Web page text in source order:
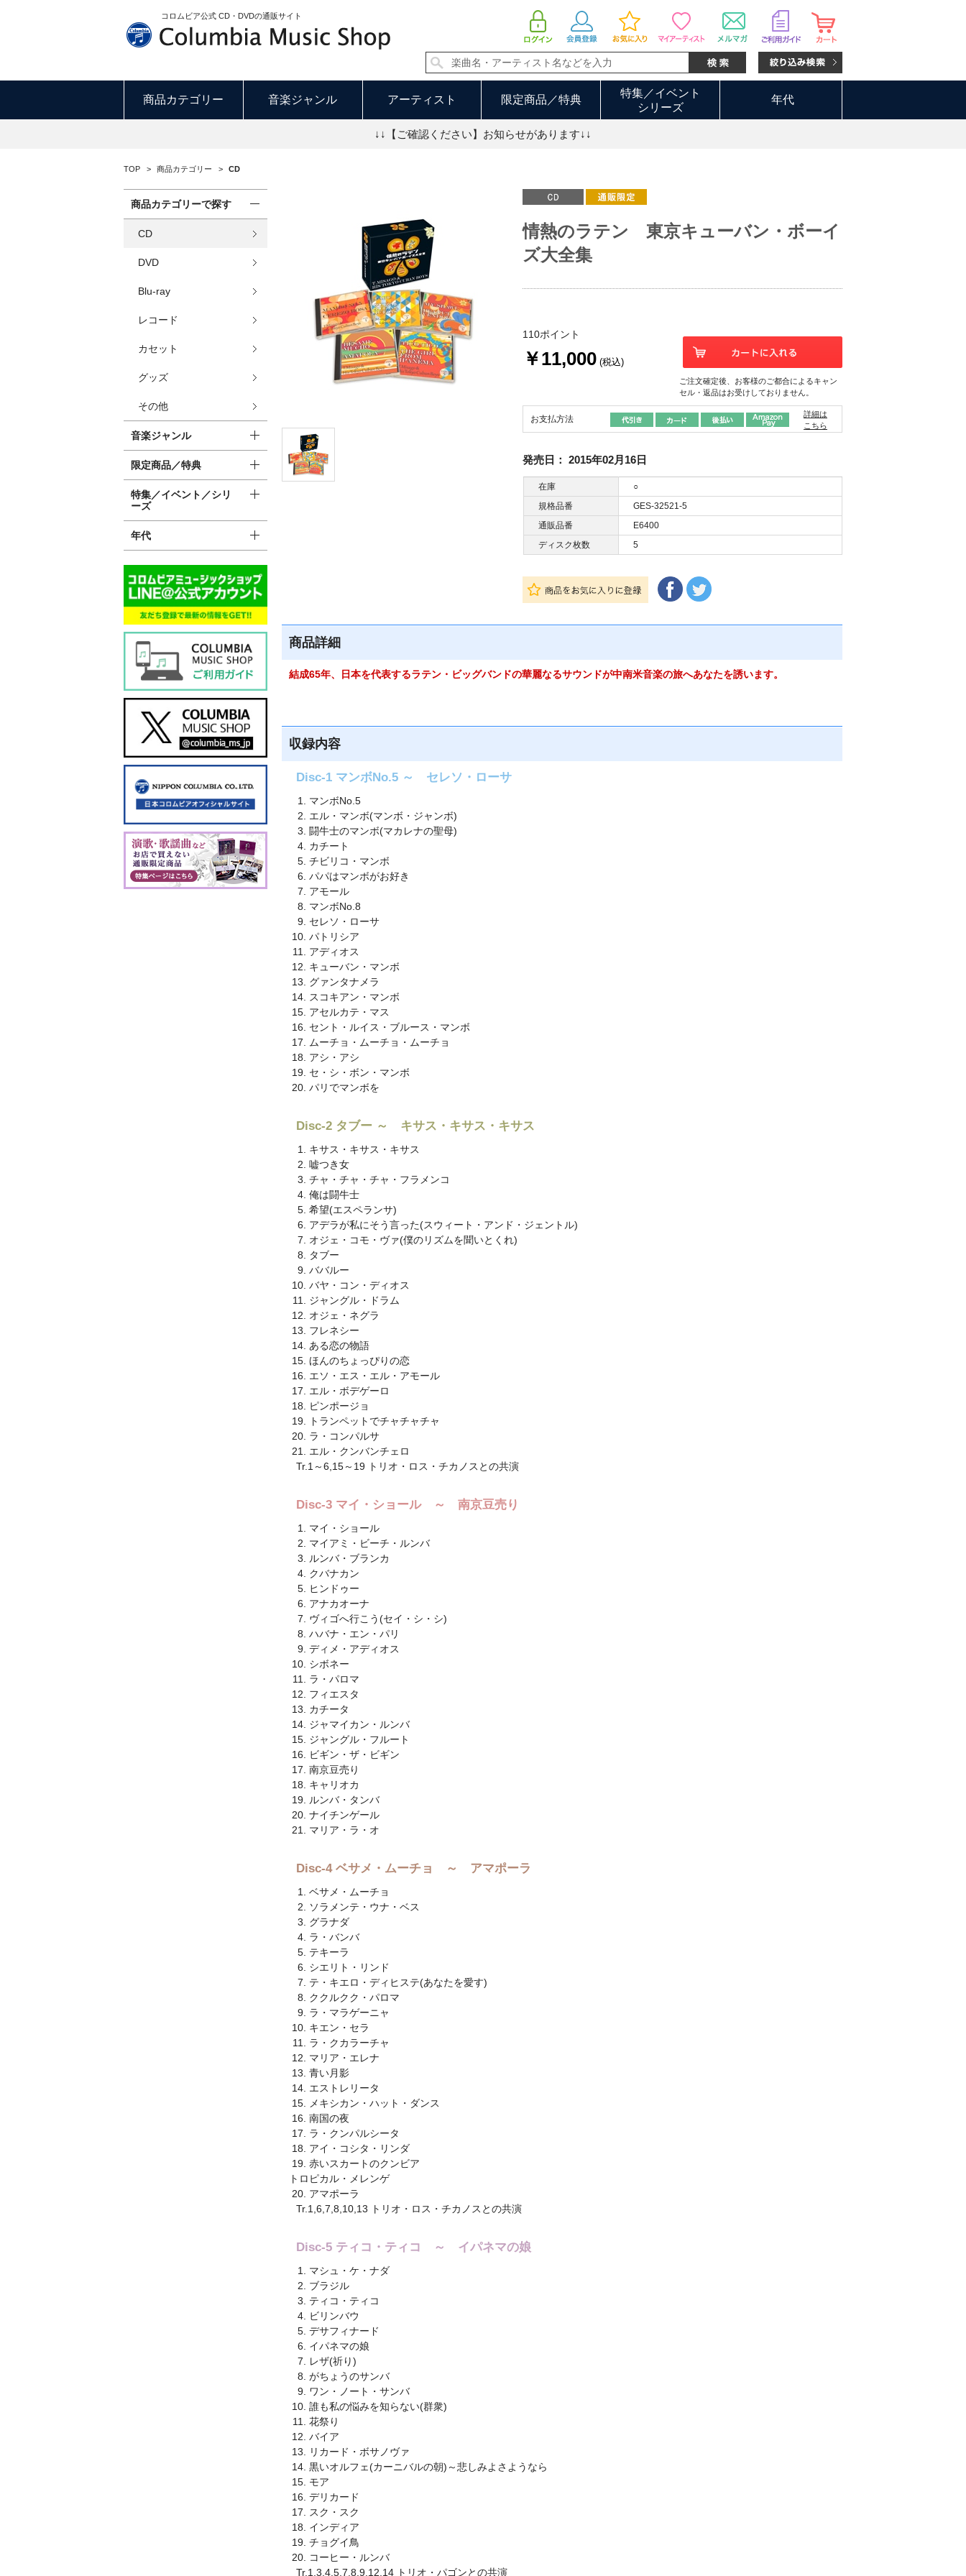
コロムビア公式 CD・DVDの通販サイト
商品カテゴリー 音楽ジャンル アーティスト 限定商品／特典
特集／イベント
シリーズ
年代
↓↓【ご確認ください】お知らせがあります↓↓
TOP > 商品カテゴリー > CD
情熱のラテン 東京キューバン・ボーイ
ズ大全集
110ポイント
￥11,000 (税込)
ご注文確定後、お客様のご都合によるキャン
セル・返品はお受けしておりません。
お支払方法
詳細は
こちら
発売日： 2015年02月16日
在庫
○
規格品番
GES-32521-5
通販品番
E6400
ディスク枚数
5
商品詳細
結成65年、日本を代表するラテン・ビッグバンドの華麗なるサウンドが中南米音楽の旅へあなたを誘います。
収録内容
Disc-1 マンボNo.5 ～ セレソ・ローサ
マンボNo.5
エル・マンボ(マンボ・ジャンボ)
闘牛士のマンボ(マカレナの聖母)
カチート
チビリコ・マンボ
パパはマンボがお好き
アモール
マンボNo.8
セレソ・ローサ
パトリシア
アディオス
キューバン・マンボ
グァンタナメラ
スコキアン・マンボ
アセルカテ・マス
セント・ルイス・ブルース・マンボ
ムーチョ・ムーチョ・ムーチョ
アシ・アシ
セ・シ・ボン・マンボ
パリでマンボを
Disc-2 タブー ～ キサス・キサス・キサス
キサス・キサス・キサス
嘘つき女
チャ・チャ・チャ・フラメンコ
俺は闘牛士
希望(エスペランサ)
アデラが私にそう言った(スウィート・アンド・ジェントル)
オジェ・コモ・ヴァ(僕のリズムを聞いとくれ)
タブー
ババルー
バヤ・コン・ディオス
ジャングル・ドラム
オジェ・ネグラ
フレネシー
ある恋の物語
ほんのちょっぴりの恋
エソ・エス・エル・アモール
エル・ボデゲーロ
ピンポージョ
トランペットでチャチャチャ
ラ・コンパルサ
エル・クンバンチェロ
Tr.1～6,15～19 トリオ・ロス・チカノスとの共演
Disc-3 マイ・ショール ～ 南京豆売り
マイ・ショール
マイアミ・ビーチ・ルンバ
ルンバ・ブランカ
クバナカン
ヒンドゥー
アナカオーナ
ヴィゴへ行こう(セイ・シ・シ)
ハバナ・エン・パリ
ディメ・アディオス
シボネー
ラ・パロマ
フィエスタ
カチータ
ジャマイカン・ルンバ
ジャングル・フルート
ビギン・ザ・ビギン
南京豆売り
キャリオカ
ルンバ・タンバ
ナイチンゲール
マリア・ラ・オ
Disc-4 ベサメ・ムーチョ ～ アマポーラ
ベサメ・ムーチョ
ソラメンテ・ウナ・ベス
グラナダ
ラ・バンバ
テキーラ
シエリト・リンド
テ・キエロ・ディヒステ(あなたを愛す)
ククルクク・パロマ
ラ・マラゲーニャ
キエン・セラ
ラ・クカラーチャ
マリア・エレナ
青い月影
エストレリータ
メキシカン・ハット・ダンス
南国の夜
ラ・クンパルシータ
アイ・コシタ・リンダ
赤いスカートのクンビア
トロピカル・メレンゲ
アマポーラ
Tr.1,6,7,8,10,13 トリオ・ロス・チカノスとの共演
Disc-5 ティコ・ティコ ～ イパネマの娘
マシュ・ケ・ナダ
ブラジル
ティコ・ティコ
ビリンバウ
デサフィナード
イパネマの娘
レザ(祈り)
がちょうのサンバ
ワン・ノート・サンバ
誰も私の悩みを知らない(群衆)
花祭り
バイア
リカード・ボサノヴァ
黒いオルフェ(カーニバルの朝)～悲しみよさようなら
モア
デリカード
スク・スク
インディア
チョグイ鳥
コーヒー・ルンバ
Tr.1,3,4,5,7,8,9,12,14 トリオ・パゴンとの共演
商品カテゴリーで探す
CD
DVD
Blu-ray
レコード
カセット
グッズ
その他
音楽ジャンル
限定商品／特典
特集／イベント／シリ
ーズ
年代